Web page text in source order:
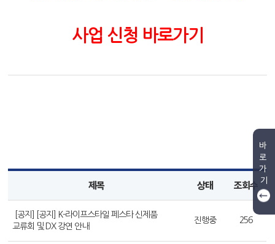
사업 신청 바로가기
제목 상태 조회수
[공지] [공지] K-라이프스타일 페스타 신제품
교류회 및 DX 강연 안내
진행중 256
바
로
가
기